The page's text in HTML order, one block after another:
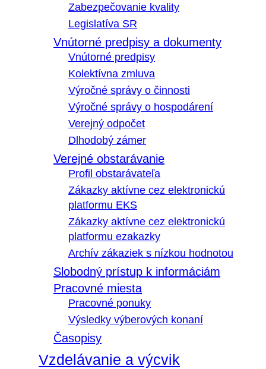
Zabezpečovanie kvality
Legislatíva SR
Vnútorné predpisy a dokumenty
Vnútorné predpisy
Kolektívna zmluva
Výročné správy o činnosti
Výročné správy o hospodárení
Verejný odpočet
Dlhodobý zámer
Verejné obstarávanie
Profil obstarávateľa
Zákazky aktívne cez elektronickú
platformu EKS
Zákazky aktívne cez elektronickú
platformu ezakazky
Archív zákaziek s nízkou hodnotou
Slobodný prístup k informáciám
Pracovné miesta
Pracovné ponuky
Výsledky výberových konaní
Časopisy
Vzdelávanie a výcvik